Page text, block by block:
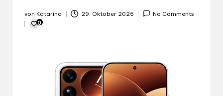
Gepostet
von
von Katarina 29. Oktober 2025 No Comments
0